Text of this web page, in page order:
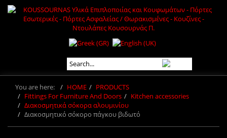
You are here: HOME
PRODUCTS
Fittings For Furniture And Doors
Kitchen accessories
Διακοσμητικά σόκορα αλουμινίου
Διακοσμητικό σόκορο πάγκου βιδωτό